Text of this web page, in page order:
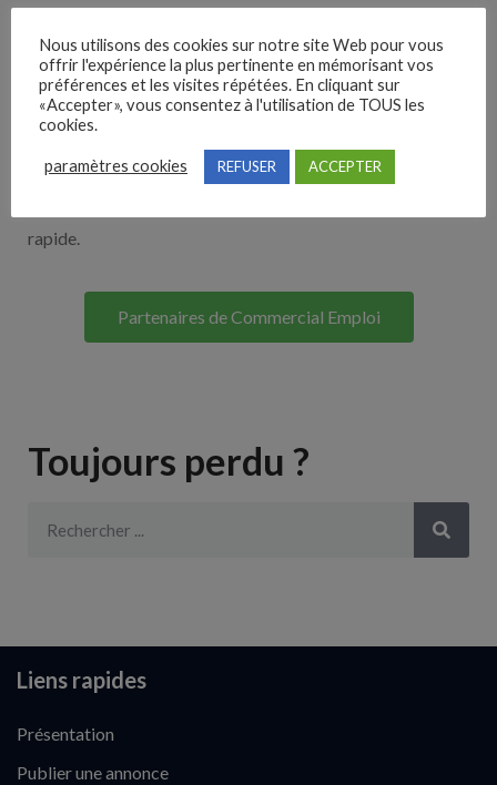
Nos solutions entreprises
Découvrez nos partenaires ! Moteurs de recherches,
multidiffuseurs, sites payant… nombreux sont nos
partenaires. Si vous travaillez avec un ATS nous avons
rapide.
Partenaires de Commercial Emploi
Toujours perdu ?
Liens rapides
Présentation
Publier une annonce
Nous utilisons des cookies sur notre site Web pour vous
offrir l'expérience la plus pertinente en mémorisant vos
préférences et les visites répétées. En cliquant sur
«Accepter», vous consentez à l'utilisation de TOUS les
cookies.
paramètres cookies REFUSER ACCEPTER